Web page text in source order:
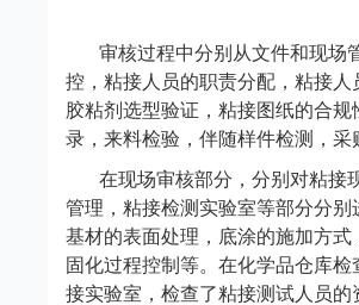
审核过程中分别从文件和现场
控，粘接人员的职责分配，粘接
胶粘剂选型验证，粘接图纸的合
录，来料检验，伴随样件检测，采
在现场审核部分，分别对粘接
管理，粘接检测实验室等部分分
基材的表面处理，底涂的施加方
固化过程控制等。在化学品仓库
接实验室，检查了粘接测试人员的